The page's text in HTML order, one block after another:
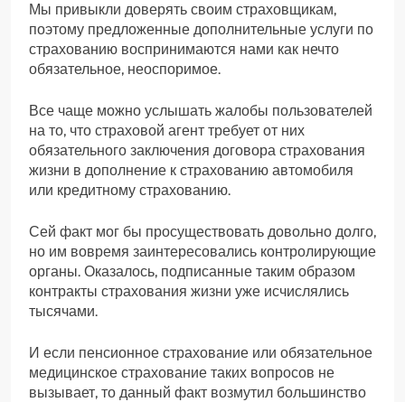
Мы привыкли доверять своим страховщикам,
поэтому предложенные дополнительные услуги по
страхованию воспринимаются нами как нечто
обязательное, неоспоримое.
Все чаще можно услышать жалобы пользователей
на то, что страховой агент требует от них
обязательного заключения договора страхования
жизни в дополнение к страхованию автомобиля
или кредитному страхованию.
Сей факт мог бы просуществовать довольно долго,
но им вовремя заинтересовались контролирующие
органы. Оказалось, подписанные таким образом
контракты страхования жизни уже исчислялись
тысячами.
И если пенсионное страхование или обязательное
медицинское страхование таких вопросов не
вызывает, то данный факт возмутил большинство